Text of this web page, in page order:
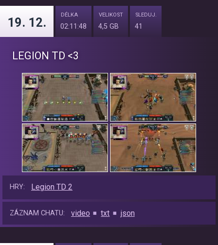
19. 12.
DÉLKA
02:11:48
VELIKOST
4,5 GB
SLEDUJ.
41
LEGION TD <3
HRY: Legion TD 2
ZÁZNAM CHATU: video txt json